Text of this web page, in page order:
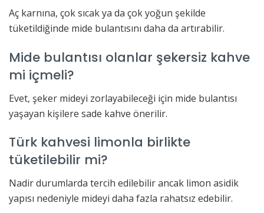
Aç karnına, çok sıcak ya da çok yoğun şekilde
tüketildiğinde mide bulantısını daha da artırabilir.
Mide bulantısı olanlar şekersiz kahve
mi içmeli?
Evet, şeker mideyi zorlayabileceği için mide bulantısı
yaşayan kişilere sade kahve önerilir.
Türk kahvesi limonla birlikte
tüketilebilir mi?
Nadir durumlarda tercih edilebilir ancak limon asidik
yapısı nedeniyle mideyi daha fazla rahatsız edebilir.